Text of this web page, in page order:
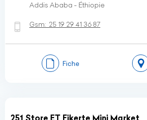
Addis Ababa - Éthiopie
Gsm: 25 19 29 41 36 87
Fiche
251 Store ET Fikerte Mini Market